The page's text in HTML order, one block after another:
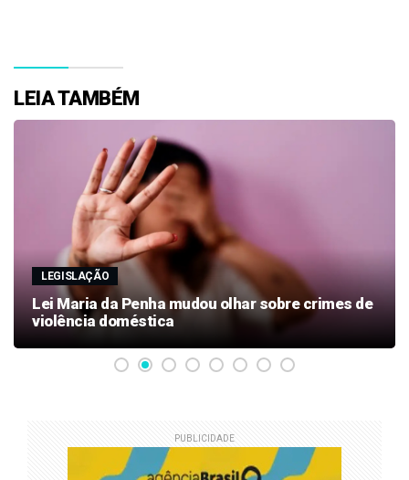
LEIA TAMBÉM
LEGISLAÇÃO
Lei Maria da Penha mudou olhar sobre crimes de
violência doméstica
PUBLICIDADE